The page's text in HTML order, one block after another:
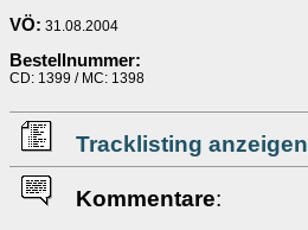
VÖ: 31.08.2004
Bestellnummer:
CD: 1399 / MC: 1398
Tracklisting anzeigen
Kommentare: